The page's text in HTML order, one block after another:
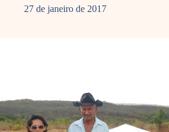
27 de janeiro de 2017